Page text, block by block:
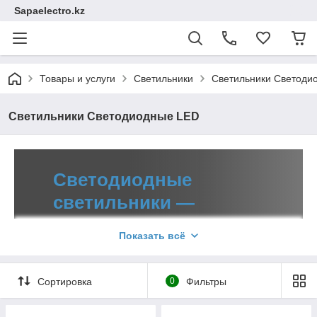
Sapaelectro.kz
Товары и услуги Светильники Светильники
Светильники Светодиодные LED
Светодиодные
светильники —
выгодная экономия
Ассортиментное разнообразие
светодиодной продукции оптом и в
Показать всё
Сортировка 0 Фильтры